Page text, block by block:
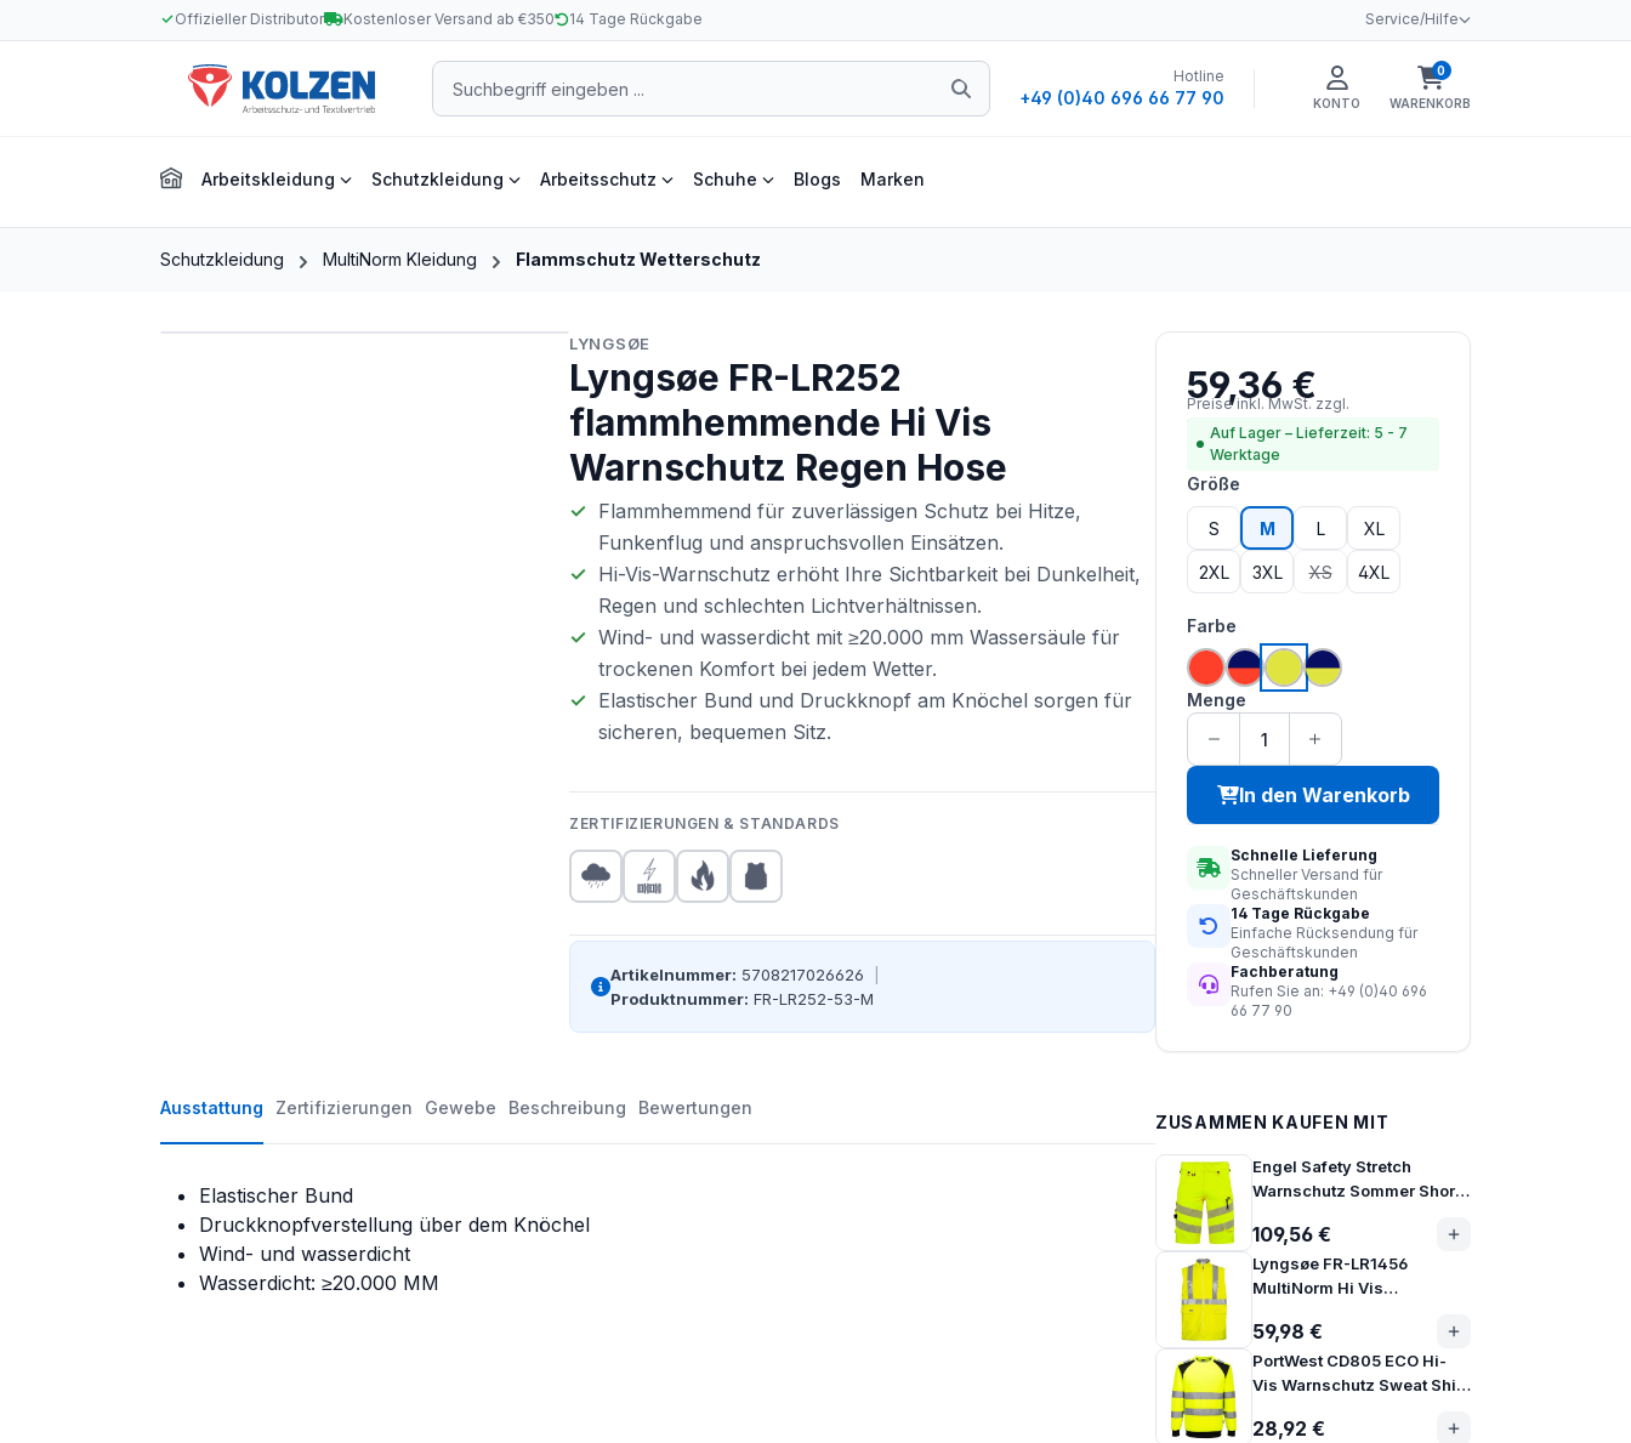
Hauptinhalt springen
Zur Suche springen
Zur Hauptnavigation springen
Offizieller Distributor Kostenloser Versand ab €350 14 Tage Rückgabe Service/Hilfe
Hotline
+49 (0)40 696 66 77 90 KONTO
0
WARENKORB
Warenkorb enthält
Arbeitskleidung Schutzkleidung Arbeitsschutz Schuhe Blogs Marken
Schutzkleidung MultiNorm Kleidung Flammschutz Wetterschutz
LYNGSØE
Lyngsøe FR-LR252
flammhemmende Hi Vis
Warnschutz Regen Hose
Flammhemmend für zuverlässigen Schutz bei Hitze,
Funkenflug und anspruchsvollen Einsätzen.
Hi-Vis-Warnschutz erhöht Ihre Sichtbarkeit bei Dunkelheit,
Regen und schlechten Lichtverhältnissen.
Wind- und wasserdicht mit ≥20.000 mm Wassersäule für
trockenen Komfort bei jedem Wetter.
Elastischer Bund und Druckknopf am Knöchel sorgen für
sicheren, bequemen Sitz.
ZERTIFIZIERUNGEN & STANDARDS
Artikelnummer: 5708217026626
Produktnummer: FR-LR252-53-M
Ausstattung Zertifizierungen Gewebe Beschreibung Bewertungen
Elastischer Bund
Druckknopfverstellung über dem Knöchel
Wind- und wasserdicht
Wasserdicht: ≥20.000 MM
Regulärer Preis:
59,36 €
Preise inkl. MwSt. zzgl.
Versandkosten
Auf Lager – Lieferzeit: 5 - 7
Werktage
Größe
S M L XL
2XL 3XL XS(Diese Option ist zurzeit nicht verfügbar.)
4XL
Farbe
hi vis orange
hi vis orange | navy
hi vis saturn gelb
hi vis saturn gelb | navy
Menge
In den Warenkorb
Schnelle Lieferung
Schneller Versand für
Geschäftskunden
14 Tage Rückgabe
Einfache Rücksendung für
Geschäftskunden
Fachberatung
Rufen Sie an: +49 (0)40 696
66 77 90
ZUSAMMEN KAUFEN MIT
Engel Safety Stretch
Warnschutz Sommer Shorts
109,56 €
Lyngsøe FR-LR1456
MultiNorm Hi Vis
59,98 €
PortWest CD805 ECO Hi-
Vis Warnschutz Sweat Shirt
28,92 €